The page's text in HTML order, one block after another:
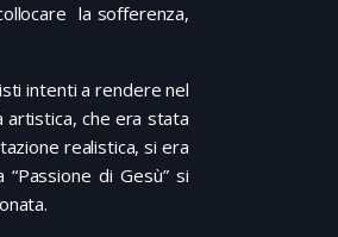
la sofferenza,
intenti a rendere nel
artistica, che era stata
realistica, si era
di Gesù” si